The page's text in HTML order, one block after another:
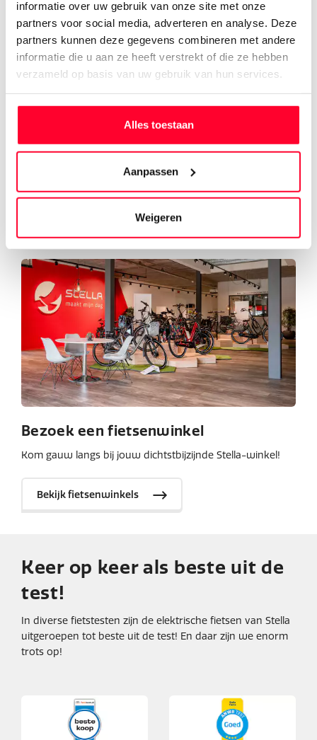
informatie over uw gebruik van onze site met onze
partners voor social media, adverteren en analyse. Deze
partners kunnen deze gegevens combineren met andere
informatie die u aan ze heeft verstrekt of die ze hebben
verzameld op basis van uw gebruik van hun services.
Alles toestaan
Aanpassen
Weigeren
Service en onderhoud
Stella staat ook na aanschaf van een e-bike voor jou
klaar. Onze monteurs geven jouw e-bike een
servicebeurt of voeren reparaties uit.
Bezoek een fietsenwinkel
Kom gauw langs bij jouw dichtstbijzijnde Stella-winkel!
Bekijk fietsenwinkels
Keer op keer als beste uit de
test!
In diverse fietstesten zijn de elektrische fietsen van Stella
uitgeroepen tot beste uit de test! En daar zijn we enorm
trots op!